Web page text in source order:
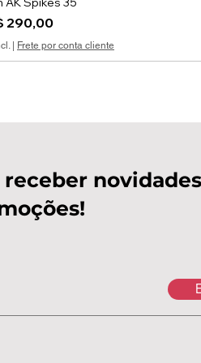
rápida
290,00
| Frete por conta cliente